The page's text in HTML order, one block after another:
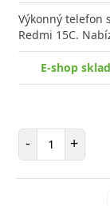
Výkonný telefon
Redmi 15C.
E-shop
- Počet
+